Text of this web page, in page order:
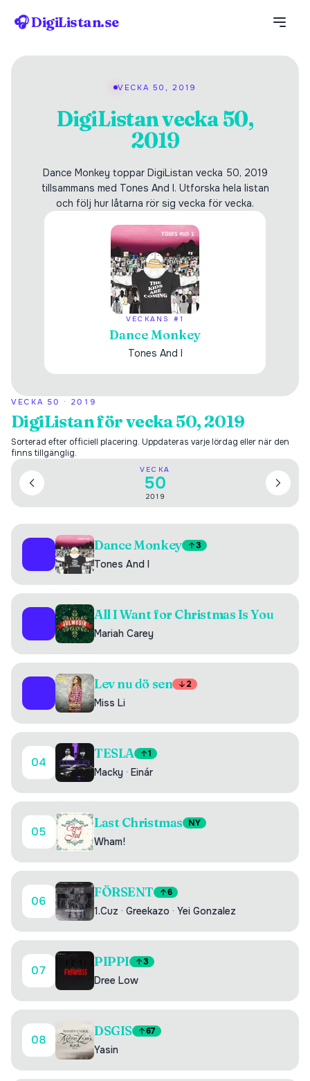
🎧 DigiListan.se
VECKA 50, 2019
DigiListan vecka 50,
2019
Dance Monkey toppar DigiListan vecka 50, 2019
tillsammans med Tones And I. Utforska hela listan
och följ hur låtarna rör sig vecka för vecka.
VECKANS #1
Dance Monkey
Tones And I
VECKA 50 · 2019
DigiListan för vecka 50, 2019
Sorterad efter officiell placering. Uppdateras varje lördag eller när den
finns tillgänglig.
VECKA
50
2019
Dance Monkey 3
Tones And I
All I Want for Christmas Is You
Mariah Carey
Lev nu dö sen 2
Miss Li
04
TESLA 1
Macky · Einár
05
Last Christmas NY
Wham!
06
FÖRSENT 6
1.Cuz · Greekazo · Yei Gonzalez
07
PIPPI 3
Dree Low
08
DSGIS 67
Yasin